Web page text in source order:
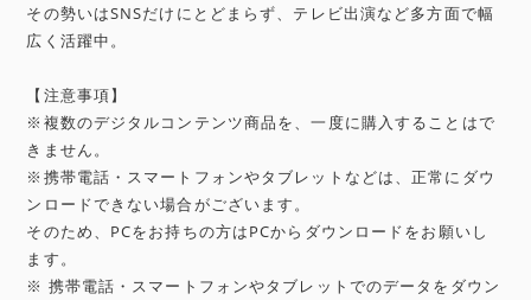
その勢いはSNSだけにとどまらず、テレビ出演など多方面で幅
広く活躍中。
【注意事項】
※複数のデジタルコンテンツ商品を、一度に購入することはで
きません。
※携帯電話・スマートフォンやタブレットなどは、正常にダウ
ンロードできない場合がございます。
そのため、PCをお持ちの方はPCからダウンロードをお願いし
ます。
※ 携帯電話・スマートフォンやタブレットでのデータをダウン